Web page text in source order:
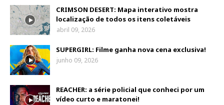
CRIMSON DESERT: Mapa interativo mostra
localização de todos os itens coletáveis
abril 09, 2026
SUPERGIRL: Filme ganha nova cena exclusiva!
junho 09, 2026
REACHER: a série policial que conheci por um
vídeo curto e maratonei!